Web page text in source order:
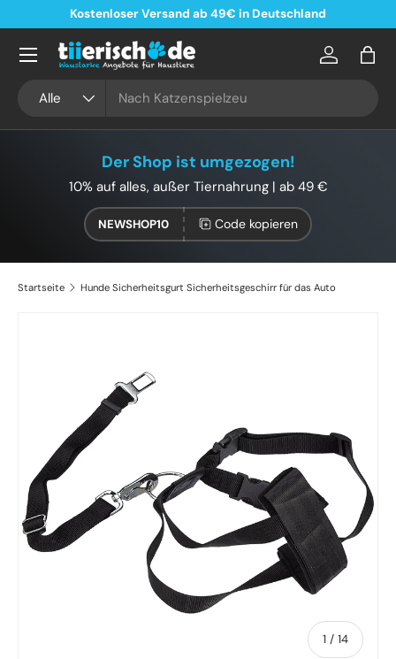
Direkt zum Inhalt
Kostenloser Versand ab 49€ in Deutschland
Alle
Konto
Der Shop ist umgezogen!
10% auf alles, außer Tiernahrung | ab 49 €
NEWSHOP10 Code kopieren
Startseite Hunde Sicherheitsgurt Sicherheitsgeschirr für das Auto
1 / von
14